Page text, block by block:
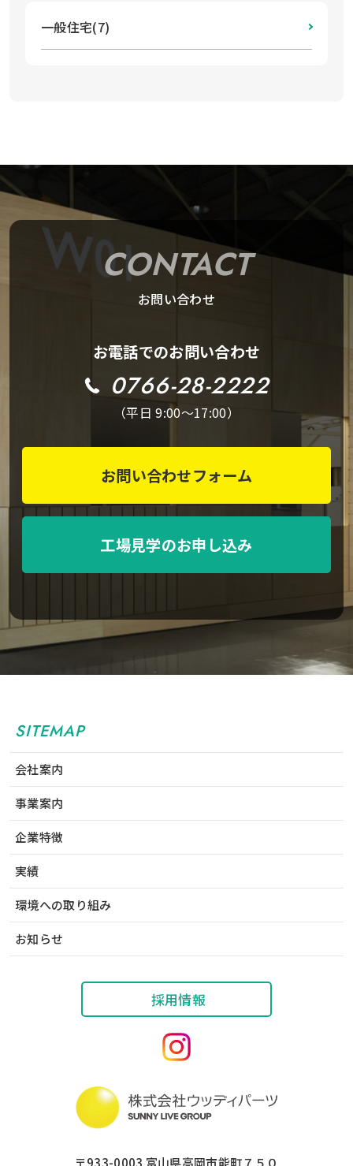
一般住宅(7)
CONTACT
お問い合わせ
お電話でのお問い合わせ
0766-28-2222
（平日 9:00～17:00）
お問い合わせフォーム
工場見学のお申し込み
SITEMAP
会社案内
事業案内
企業特徴
実績
環境への取り組み
お知らせ
〒933-0003 富山県高岡市能町７５０
採用情報